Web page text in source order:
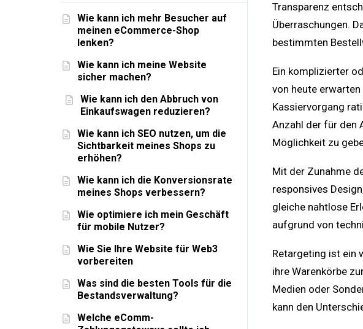
Wie kann ich mehr Besucher auf
meinen eCommerce-Shop
lenken?
Wie kann ich meine Website
sicher machen?
Wie kann ich den Abbruch von
Einkaufswagen reduzieren?
Wie kann ich SEO nutzen, um die
Sichtbarkeit meines Shops zu
erhöhen?
Wie kann ich die Konversionsrate
meines Shops verbessern?
Wie optimiere ich mein Geschäft
für mobile Nutzer?
Wie Sie Ihre Website für Web3
vorbereiten
Was sind die besten Tools für die
Bestandsverwaltung?
Welche eComm-
Transparenz
Überraschungen.
bestimmten
Ein komplizierter
von heute
Kassiervorgang
Anzahl der für den
Möglichkeit zu
Mit der Zunahme
responsives
gleiche nahtlose
aufgrund von
Retargeting ist ein
ihre Warenkörbe
Medien oder
kann den